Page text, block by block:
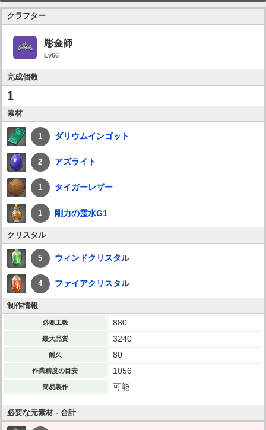
クラフター
彫金師
Lv66
完成個数
1
素材
1 ダリウムインゴット
2 アズライト
1 タイガーレザー
1 剛力の霊水G1
クリスタル
5 ウィンドクリスタル
4 ファイアクリスタル
制作情報
必要工数 880
最大品質 3240
耐久 80
作業精度の目安 1056
簡易製作 可能
必要な元素材 - 合計